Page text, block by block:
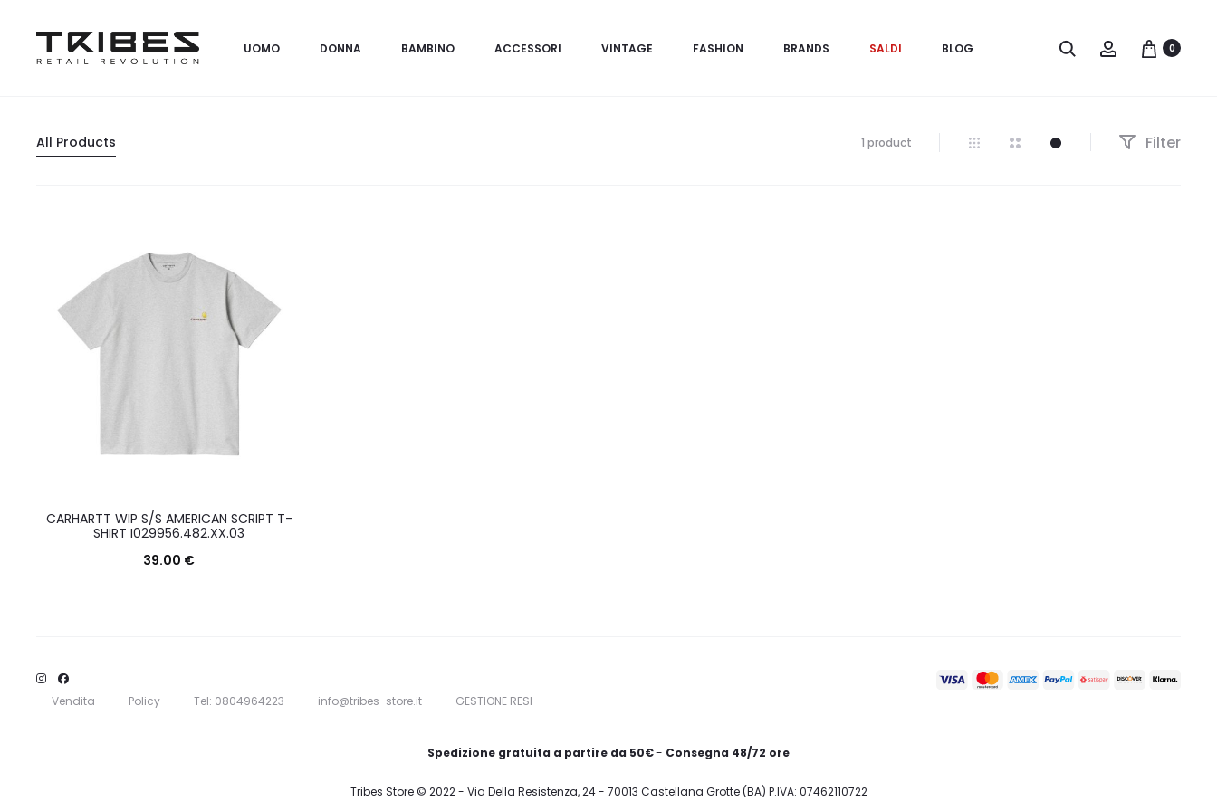
UOMO DONNA BAMBINO ACCESSORI VINTAGE FASHION BRANDS SALDI BLOG Search Account0
All Products 1 productVisualizzazione
Filter
CARHARTT WIP S/S AMERICAN SCRIPT T-
SHIRT I029956.482.XX.03
39.00 €
varianti.
Vendita Policy Tel: 0804964223 info@tribes-store.it GESTIONE RESI
Spedizione gratuita a partire da 50€- Consegna 48/72 ore
Tribes Store © 2022 - Via Della Resistenza, 24 - 70013 Castellana Grotte (BA) P.IVA: 07462110722